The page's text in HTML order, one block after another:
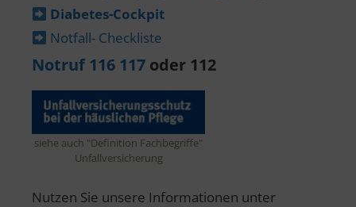
Diabetes-​Cockpit
Notfall- Checkliste
Notruf 116 117 oder 112
siehe auch "Definition Fachbegriffe"
Unfallversicherung
Nutzen Sie unsere Informationen unter